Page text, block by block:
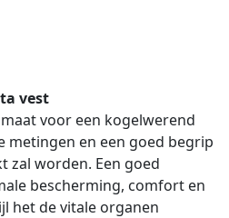
vest
voor een kogelwerend
metingen en een goed begrip
zal worden. Een goed
bescherming, comfort en
het de vitale organen